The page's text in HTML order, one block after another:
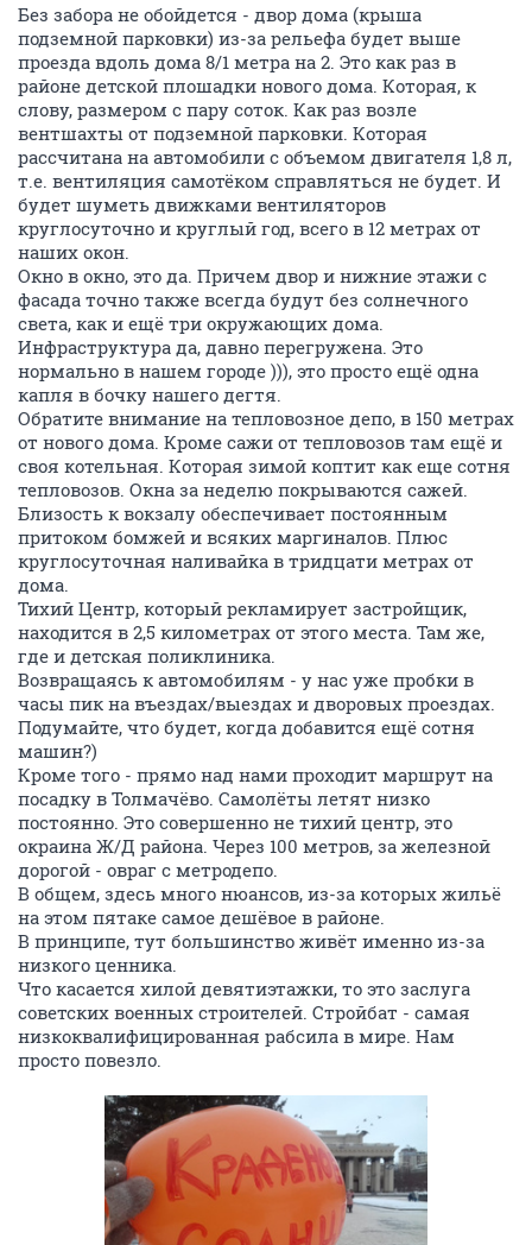
Без забора не обойдется - двор дома (крыша
подземной парковки) из-за рельефа будет выше
проезда вдоль дома 8/1 метра на 2. Это как раз в
районе детской плошадки нового дома. Которая, к
слову, размером с пару соток. Как раз возле
вентшахты от подземной парковки. Которая
рассчитана на автомобили с объемом двигателя 1,8 л,
т.е. вентиляция самотёком справляться не будет. И
будет шуметь движками вентиляторов
круглосуточно и круглый год, всего в 12 метрах от
наших окон.
Окно в окно, это да. Причем двор и нижние этажи с
фасада точно также всегда будут без солнечного
света, как и ещё три окружающих дома.
Инфраструктура да, давно перегружена. Это
нормально в нашем городе ))), это просто ещё одна
капля в бочку нашего дегтя.
Обратите внимание на тепловозное депо, в 150 метрах
от нового дома. Кроме сажи от тепловозов там ещё и
своя котельная. Которая зимой коптит как еще сотня
тепловозов. Окна за неделю покрываются сажей.
Близость к вокзалу обеспечивает постоянным
притоком бомжей и всяких маргиналов. Плюс
круглосуточная наливайка в тридцати метрах от
дома.
Тихий Центр, который рекламирует застройщик,
находится в 2,5 километрах от этого места. Там же,
где и детская поликлиника.
Возвращаясь к автомобилям - у нас уже пробки в
часы пик на въездах/выездах и дворовых проездах.
Подумайте, что будет, когда добавится ещё сотня
машин?)
Кроме того - прямо над нами проходит маршрут на
посадку в Толмачёво. Самолёты летят низко
постоянно. Это совершенно не тихий центр, это
окраина Ж/Д района. Через 100 метров, за железной
дорогой - овраг с метродепо.
В общем, здесь много нюансов, из-за которых жильё
на этом пятаке самое дешёвое в районе.
В принципе, тут большинство живёт именно из-за
низкого ценника.
Что касается хилой девятиэтажки, то это заслуга
советских военных строителей. Стройбат - самая
низкоквалифицированная рабсила в мире. Нам
просто повезло.